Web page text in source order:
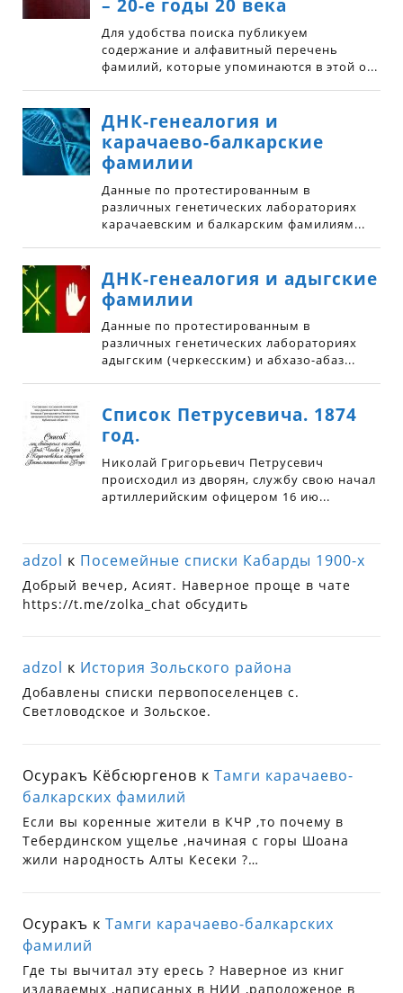
adzol к Посемейные списки Кабарды 1900-х
Добрый вечер, Асият. Наверное проще в чате
https://t.me/zolka_chat обсудить
adzol к История Зольского района
Добавлены списки первопоселенцев с.
Светловодское и Зольское.
Осуракъ Кёбсюргенов кТамги карачаево-
балкарских фамилий
Если вы коренные жители в КЧР ,то почему в
Тебердинском ущелье ,начиная с горы Шоана
жили народность Алты Кесеки ?…
Осуракъ кТамги карачаево-балкарских
фамилий
Где ты вычитал эту ересь ? Наверное из книг
издаваемых ,написаных в НИИ ,раположеное в